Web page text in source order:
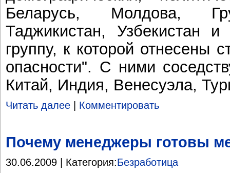
Беларусь, Молдова,
Таджикистан, Узбекистан
группу, к которой отнесены
опасности". С ними
Китай, Индия, Венесуэла,
Читать далее Комментировать
Почему менеджеры готовы
30.06.2009 | Категория:Безработица